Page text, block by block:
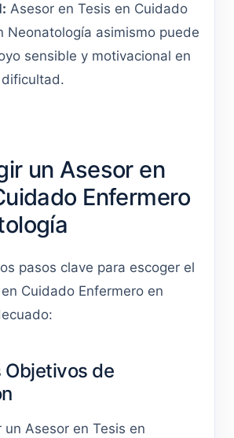
Asesor en Tesis en Cuidado
Neonatología asimismo puede
sensible y motivacional en
un Asesor en
Enfermero
pasos clave para escoger el
Cuidado Enfermero en
Objetivos de
Asesor en Tesis en